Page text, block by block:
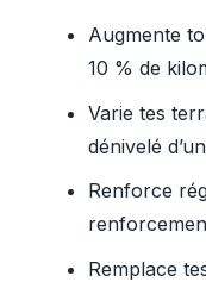
Augmente
10 % de
Varie tes
dénivelé
Renforce
Remplace